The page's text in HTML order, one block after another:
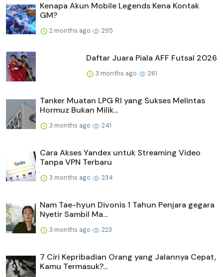
Kenapa Akun Mobile Legends Kena Kontak
GM?
2 months ago 295
Daftar Juara Piala AFF Futsal 2026
3 months ago 261
Tanker Muatan LPG RI yang Sukses Melintas
Hormuz Bukan Milik...
3 months ago 241
Cara Akses Yandex untuk Streaming Video
Tanpa VPN Terbaru
3 months ago 234
Nam Tae-hyun Divonis 1 Tahun Penjara gegara
Nyetir Sambil Ma...
3 months ago 223
7 Ciri Kepribadian Orang yang Jalannya Cepat,
Kamu Termasuk?...